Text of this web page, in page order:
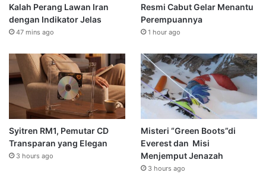
Kalah Perang Lawan Iran
dengan Indikator Jelas
47 mins ago
Resmi Cabut Gelar Menantu
Perempuannya
1 hour ago
Syitren RM1, Pemutar CD
Transparan yang Elegan
3 hours ago
Misteri “Green Boots”di
Everest dan Misi
Menjemput Jenazah
3 hours ago